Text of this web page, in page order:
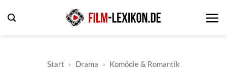
Inhalt
Start » Drama » Komödie & Romantik